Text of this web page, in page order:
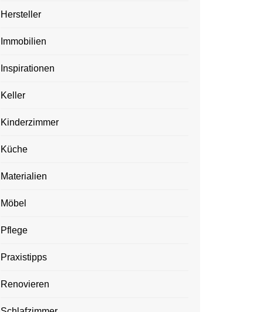
Hersteller
Immobilien
Inspirationen
Keller
Kinderzimmer
Küche
Materialien
Möbel
Pflege
Praxistipps
Renovieren